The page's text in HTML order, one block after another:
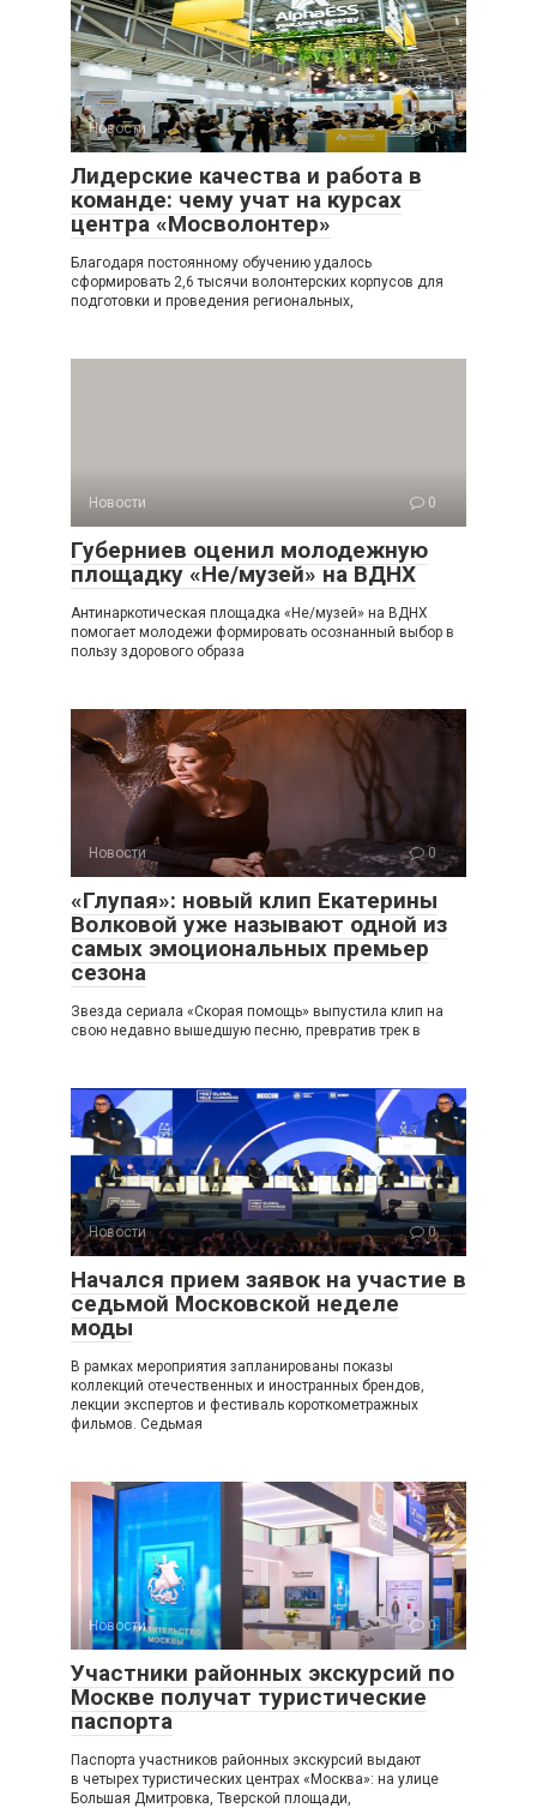
Новости 0
Лидерские качества и работа в
команде: чему учат на курсах
центра «Мосволонтер»
Благодаря постоянному обучению удалось
сформировать 2,6 тысячи волонтерских корпусов для
подготовки и проведения региональных,
Новости 0
Губерниев оценил молодежную
площадку «Не/музей» на ВДНХ
Антинаркотическая площадка «Не/музей» на ВДНХ
помогает молодежи формировать осознанный выбор в
пользу здорового образа
Новости 0
«Глупая»: новый клип Екатерины
Волковой уже называют одной из
самых эмоциональных премьер
сезона
Звезда сериала «Скорая помощь» выпустила клип на
свою недавно вышедшую песню, превратив трек в
Новости 0
Начался прием заявок на участие в
седьмой Московской неделе
моды
В рамках мероприятия запланированы показы
коллекций отечественных и иностранных брендов,
лекции экспертов и фестиваль короткометражных
фильмов. Седьмая
Новости 0
Участники районных экскурсий по
Москве получат туристические
паспорта
Паспорта участников районных экскурсий выдают
в четырех туристических центрах «Москва»: на улице
Большая Дмитровка, Тверской площади,